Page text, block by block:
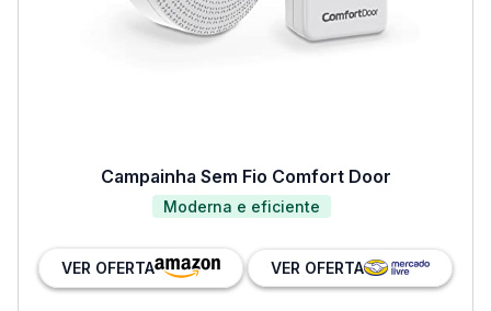
Campainha Sem Fio Comfort Door
Moderna e eficiente
VER OFERTA VER OFERTA